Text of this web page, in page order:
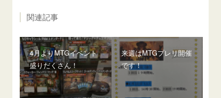
関連記事
4月よりMTGイベント
盛りだくさん！
来週はMTGプレリ開催
です！